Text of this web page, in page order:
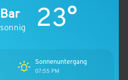
Bar
sonnig 23°
Sonnenuntergang
07:55 PM